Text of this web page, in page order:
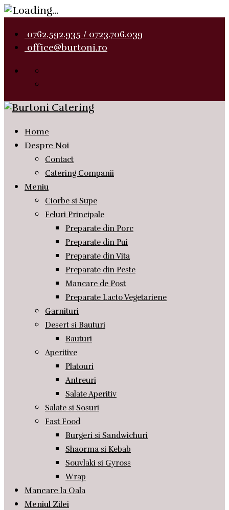
0762.592.935 / 0723.706.039
office@burtoni.ro
Home
Despre Noi
Contact
Catering Companii
Meniu
Ciorbe si Supe
Feluri Principale
Preparate din Porc
Preparate din Pui
Preparate din Vita
Preparate din Peste
Mancare de Post
Preparate Lacto Vegetariene
Garnituri
Desert si Bauturi
Bauturi
Aperitive
Platouri
Antreuri
Salate Aperitiv
Salate si Sosuri
Fast Food
Burgeri si Sandwichuri
Shaorma si Kebab
Souvlaki si Gyross
Wrap
Mancare la Oala
Meniul Zilei